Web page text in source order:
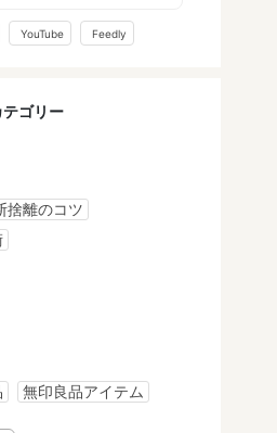
YouTube Feedly
テゴリー
捨離のコツ
無印良品アイテム